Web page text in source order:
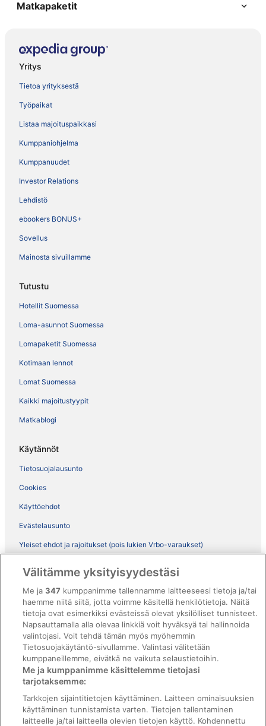
Matkapaketit
Yritys
Tietoa yrityksestä
Työpaikat
Listaa majoituspaikkasi
Kumppaniohjelma
Kumppanuudet
Investor Relations
Lehdistö
ebookers BONUS+
Sovellus
Mainosta sivuillamme
Tutustu
Hotellit Suomessa
Loma-asunnot Suomessa
Lomapaketit Suomessa
Kotimaan lennot
Lomat Suomessa
Kaikki majoitustyypit
Matkablogi
Käytännöt
Tietosuojalausunto
Cookies
Käyttöehdot
Evästelausunto
Yleiset ehdot ja rajoitukset (pois lukien Vrbo-varaukset)
ebookers BONUS+ -ohjelman ehdot
Oikeudelliset tiedot / ota meihin yhteyttä
Sisältövaatimukset ja ilmoituksen tekeminen sisällöstä
Tuki
Ota yhteyttä
Varauksen muuttaminen tai peruuttaminen
Välitämme yksityisyydestäsi
Me ja347 kumppanimme tallennamme laitteeseesi tietoja ja/tai
haemme niitä siitä, jotta voimme käsitellä henkilötietoja. Näitä
tietoja ovat esimerkiksi evästeissä olevat yksilölliset tunnisteet.
Napsauttamalla alla olevaa linkkiä voit hyväksyä tai hallinnoida
valintojasi. Voit tehdä tämän myös myöhemmin
Tietosuojakäytäntö-sivullamme. Valintasi välitetään
kumppaneillemme, eivätkä ne vaikuta selaustietoihin.
Me ja kumppanimme käsittelemme tietojasi
tarjotaksemme:
Tarkkojen sijaintitietojen käyttäminen. Laitteen ominaisuuksien
käyttäminen tunnistamista varten. Tietojen tallentaminen
laitteelle ja/tai laitteella olevien tietojen käyttö. Kohdennettu